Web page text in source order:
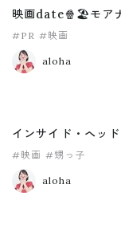
映画date🍿🏖️モア
#PR #映画
aloha
インサイド・ヘッド
#映画 #甥っ子
aloha